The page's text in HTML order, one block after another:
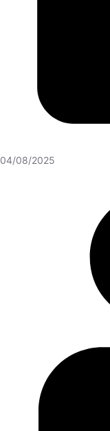
04/08/2025